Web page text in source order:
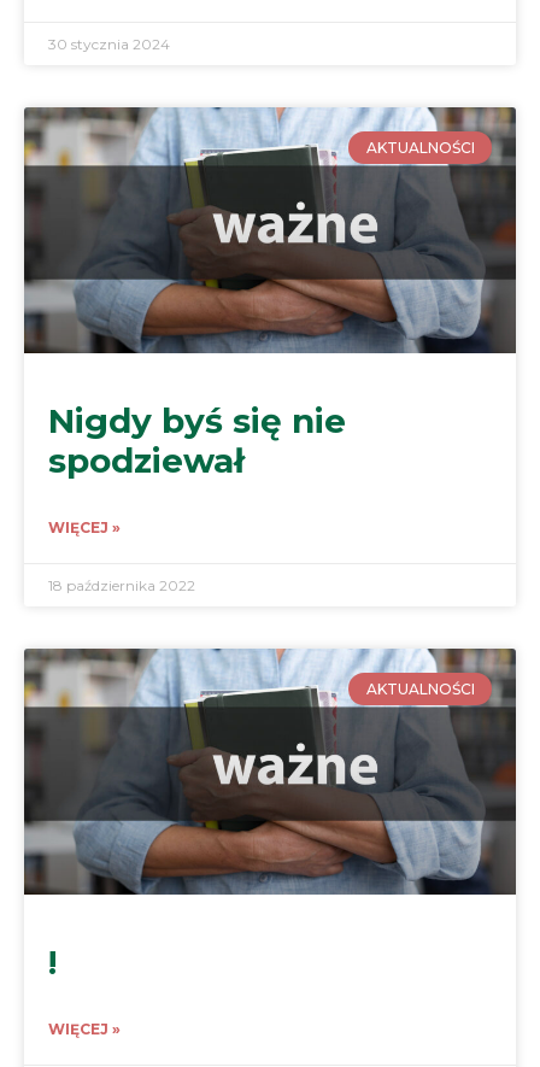
30 stycznia 2024
AKTUALNOŚCI
Nigdy byś się nie
spodziewał
WIĘCEJ »
18 października 2022
AKTUALNOŚCI
!
WIĘCEJ »